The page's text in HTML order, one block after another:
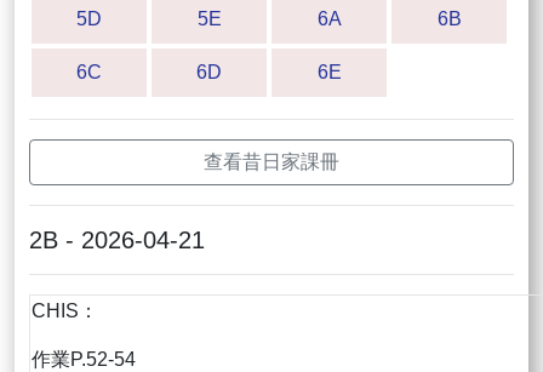
5D 5E 6A 6B
6C 6D 6E
查看昔日家課冊
2B - 2026-04-21
CHIS：
作業P.52-54